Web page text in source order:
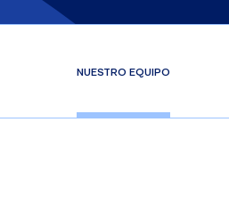
NUESTRO EQUIPO